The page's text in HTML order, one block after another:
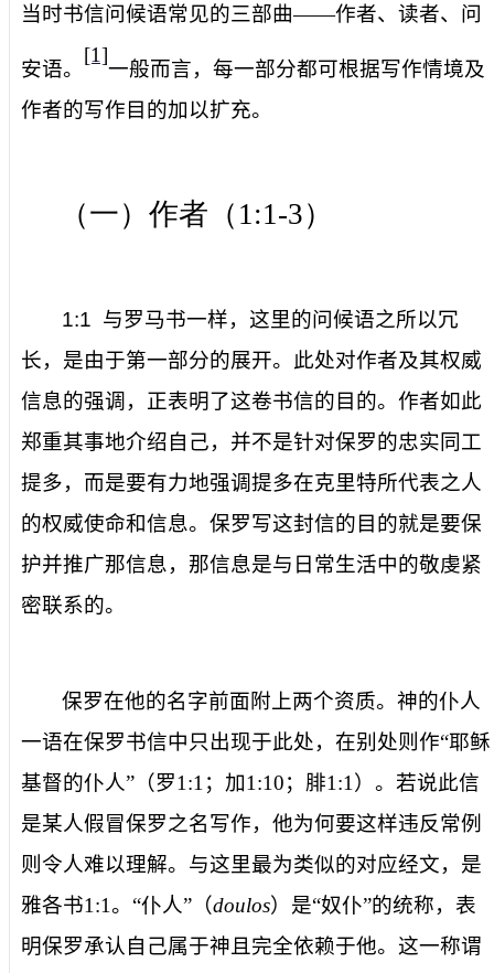
当时书信问候语常见的三部曲——作者、读者、问
安语。
[1]
一般而言，每一部分都可根据写作情境及
作者的写作目的加以扩充。
（一）作者（ 1:1-3）
1:1 与罗马书一样，这里的问候语之所以冗
长，是由于第一部分的展开。此处对作者及其权威
信息的强调，正表明了这卷书信的目的。作者如此
郑重其事地介绍自己，并不是针对保罗的忠实同工
提多，而是要有力地强调提多在克里特所代表之人
的权威使命和信息。保罗写这封信的目的就是要保
护并推广那信息，那信息是与日常生活中的敬虔紧
密联系的。
保罗在他的名字前面附上两个资质。神的仆人
一语在保罗书信中只出现于此处，在别处则作“耶稣
基督的仆人”（罗1:1 ；加1:10；腓1:1 ）。若说此信
是某人假冒保罗之名写作，他为何要这样违反常例
则令人难以理解。与这里最为类似的对应经文，是
雅各书1:1。“仆人” （doulos）是“奴仆”的统称，表
明保罗承认自己属于神且完全依赖于他。这一称谓